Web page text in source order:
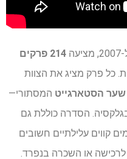
214 פרקים
כל פרק מציג את הצוות
שער הסטארגייט המסתורי—
הסדרה כוללת גם
קווים עלילתיים חשובים
או השכרה בנפרד.